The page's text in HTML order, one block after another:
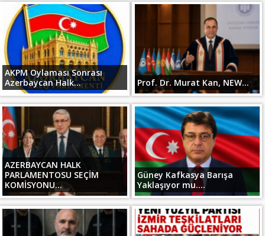
AKPM Oylaması Sonrası
Azerbaycan Halk...
Prof. Dr. Murat Kan, NEW...
AZERBAYCAN HALK
PARLAMENTOSU SEÇİM
KOMİSYONU...
Güney Kafkasya Barışa
Yaklaşıyor mu....